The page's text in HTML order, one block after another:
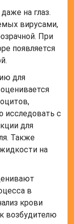
на глаз.
вирусами,
При
появляется
для
исследовать с
для
Также
на
в
крови
возбудителю